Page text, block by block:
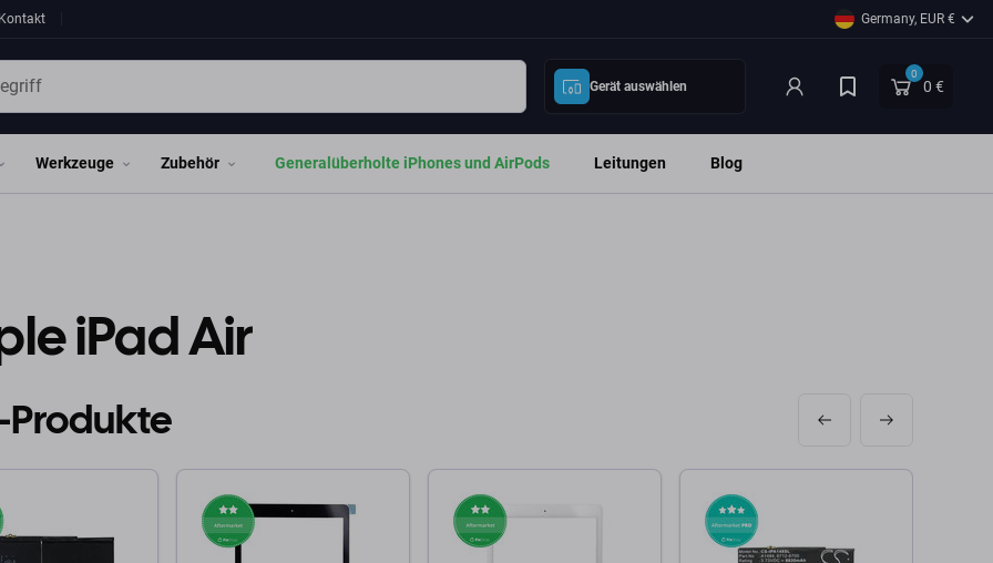
Kontakt Germany, EUR €
Gerät auswählen
0
0 €
Werkzeuge Zubehör Generalüberholte iPhones und AirPods Leitungen Blog
iPad Air
Produkte